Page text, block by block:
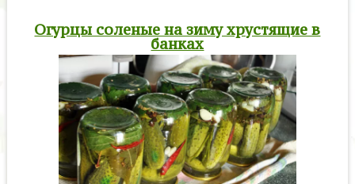
Огурцы соленые на зиму хрустящие в
банках